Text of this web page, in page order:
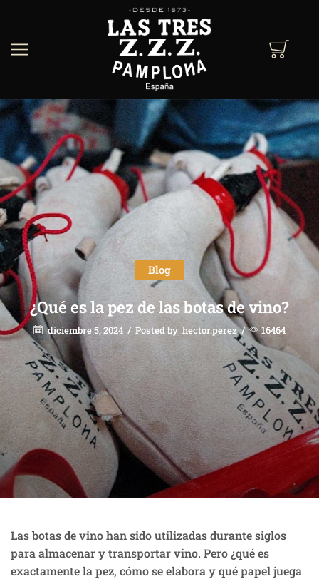
Blog
¿Qué es la pez de las botas de vino?
diciembre 5, 2024 / Posted by hector.perez / 16464
Las botas de vino han sido utilizadas durante siglos
para almacenar y transportar vino. Pero ¿qué es
exactamente la pez, cómo se elabora y qué papel juega